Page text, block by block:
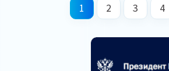
1 2 3 4